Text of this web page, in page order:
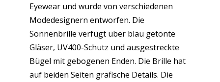
Eyewear und wurde von verschiedenen
Modedesignern entworfen. Die
Sonnenbrille verfügt über blau getönte
Gläser, UV400-Schutz und ausgestreckte
Bügel mit gebogenen Enden. Die Brille hat
auf beiden Seiten grafische Details. Die